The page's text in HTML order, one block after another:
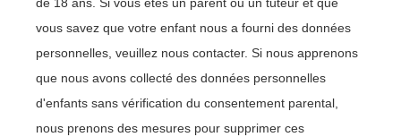
vous savez que votre enfant nous a fourni des données
personnelles, veuillez nous contacter. Si nous apprenons
que nous avons collecté des données personnelles
d'enfants sans vérification du consentement parental,
nous prenons des mesures pour supprimer ces